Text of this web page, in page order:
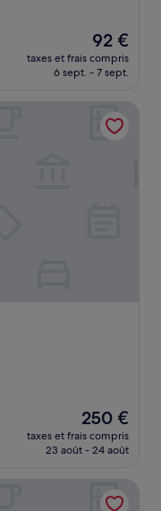
Le
nouveau
prix
de
92 €
92 €
taxes et frais compris
6 sept. - 7 sept.
Le
nouveau
prix
de
250 €
250 €
taxes et frais compris
23 août - 24 août